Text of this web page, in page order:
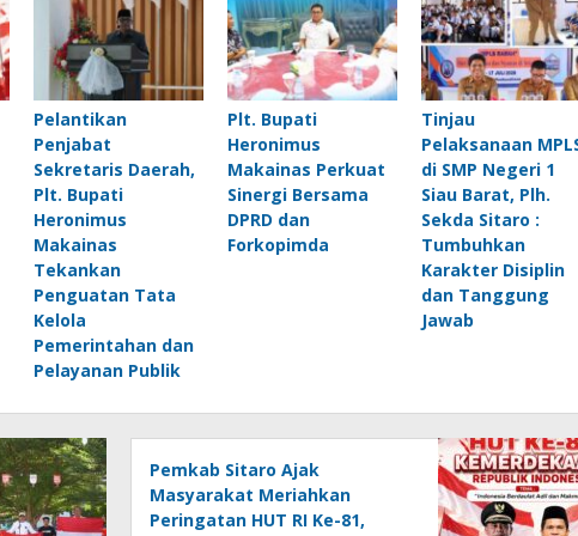
Pelantikan
Penjabat
Sekretaris Daerah,
Plt. Bupati
Heronimus
Makainas
Tekankan
Penguatan Tata
Kelola
Pemerintahan dan
Pelayanan Publik
Plt. Bupati
Heronimus
Makainas Perkuat
Sinergi Bersama
DPRD dan
Forkopimda
Tinjau
Pelaksanaan
di SMP Negeri 1
Siau Barat, Plh.
Sekda Sitaro :
Tumbuhkan
Karakter Disiplin
dan Tanggung
Jawab
Pemkab Sitaro Ajak
Masyarakat Meriahkan
Peringatan HUT RI Ke-81,